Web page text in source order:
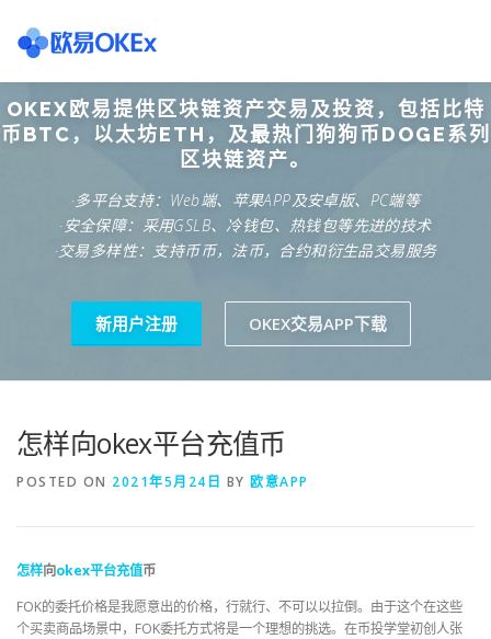
content
欧意交易所 关于欧意OKX 欧意APP下载 欧意注册网
欧意团队 欧意APP资讯 易欧APP下载
OKEX欧易提供区块链资产交易及投资，包括比特
币BTC，以太坊ETH，及最热门狗狗币DOGE系列
区块链资产。
·多平台支持：Web端、苹果APP及安卓版、PC端等
·安全保障：采用GSLB、冷钱包、热钱包等先进的技术
·交易多样性：支持币币，法币，合约和衍生品交易服务
新用户注册 OKEX交易APP下载
怎样向okex平台充值币
POSTED ON 2021年5月24日 BY 欧意APP
怎样向okex平台充值币
FOK的委托价格是我愿意出的价格，行就行、不可以以拉倒。由于这个在这些
个买卖商品场景中，FOK委托方式将是一个理想的挑选。在币投学堂初创人张